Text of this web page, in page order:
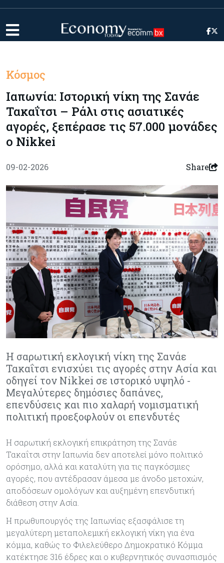
Κόσμος
Ιαπωνία: Ιστορική νίκη της Σανάε
Τακαΐτσι – Ράλι στις ασιατικές
αγορές, ξεπέρασε τις 57.000 μονάδες
ο Nikkei
09-02-2026 Share
Η σαρωτική εκλογική νίκη της Σανάε
Τακαΐτσι ενισχύει τις αγορές στην Ασία και
οδηγεί τον Nikkei σε ιστορικό υψηλό -
Μεγαλύτερες δημόσιες δαπάνες,
επενδύσεις και πιο χαλαρή νομισματική
πολιτική προεξοφλούν οι επενδυτές
Η σαρωτική εκλογική επικράτηση της Σανάε
Τακαΐτσι στην Ιαπωνία δεν αποτελεί μόνο πολιτικό
ορόσημο, αλλά και καταλύτη για τις παγκόσμιες
αγορές, που αντέδρασαν άμεσα με άνοδο μετοχών,
αποδόσεων ομολόγων και αυξημένη επενδυτική
διάθεση στην Ασία.
Η πρωθυπουργός της Ιαπωνίας εξασφάλισε τη
μεγαλύτερη μεταπολεμική εκλογική νίκη για ένα
κόμμα, καθώς το Φιλελεύθερο Δημοκρατικό Κόμμα
κατέκτησε 316 έδρες και ο κυβερνητικός συνασπισμός